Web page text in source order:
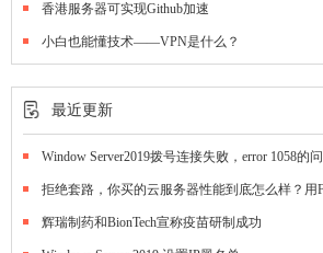
香港服务器可实现Github加速
小白也能懂技术——VPN是什么？
最近更新
Window Server2019拨号连接失败，error 1058的
拒绝套路，你买的云服务器性能到底怎么样？用
辉瑞制药和BionTech宣称疫苗研制成功